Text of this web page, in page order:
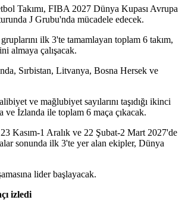
Takımı, FIBA 2027 Dünya Kupası Avrupa
J Grubu'nda mücadele edecek.
ilk 3'te tamamlayan toplam 6 takım,
almaya çalışacak.
Sırbistan, Litvanya, Bosna Hersek ve
ve mağlubiyet sayılarını taşıdığı ikinci
İzlanda ile toplam 6 maça çıkacak.
Kasım-1 Aralık ve 22 Şubat-2 Mart 2027'de
sonunda ilk 3'te yer alan ekipler, Dünya
lider başlayacak.
izledi